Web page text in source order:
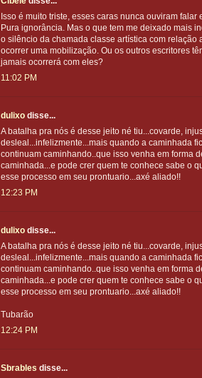
Isso é muito triste, esses caras nunca ouviram
Pura ignorância. Mas o que tem me deixado mais
o silêncio da chamada classe artística com relação
ocorrer uma mobilização. Ou os outros escritores
jamais ocorrerá com eles?
11:02 PM
dulixo disse...
A batalha pra nós é desse jeito né tiu...covarde,
desleal...infelizmente...mais quando a caminhada
continuam caminhando..que isso venha em forma
caminhada...e pode crer quem te conhece sabe o
esse processo em seu prontuario...axé aliado!!
12:23 PM
dulixo disse...
A batalha pra nós é desse jeito né tiu...covarde,
desleal...infelizmente...mais quando a caminhada
continuam caminhando..que isso venha em forma
caminhada...e pode crer quem te conhece sabe o
esse processo em seu prontuario...axé aliado!!
Tubarão
12:24 PM
Sbrables disse...